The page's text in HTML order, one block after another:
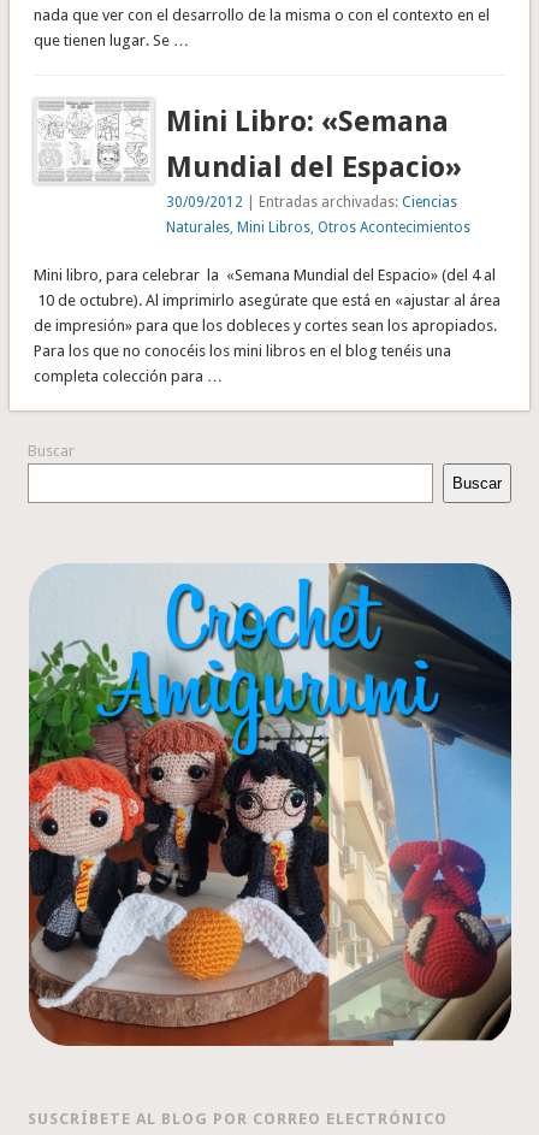
nada que ver con el desarrollo de la misma o con el contexto en el
que tienen lugar. Se …
Mini Libro: «Semana
Mundial del Espacio»
30/09/2012 | Entradas archivadas:Ciencias
Naturales ,Mini Libros ,Otros Acontecimientos
Mini libro, para celebrar la «Semana Mundial del Espacio» (del 4 al
10 de octubre). Al imprimirlo asegúrate que está en «ajustar al área
de impresión» para que los dobleces y cortes sean los apropiados.
Para los que no conocéis los mini libros en el blog tenéis una
completa colección para …
Buscar
Buscar
SUSCRÍBETE AL BLOG POR CORREO ELECTRÓNICO